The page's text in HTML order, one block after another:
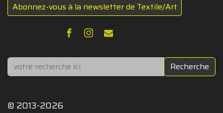
Abonnez-vous à la newsletter de Textile/Art
Rechercher Recherche
© 2013-2026